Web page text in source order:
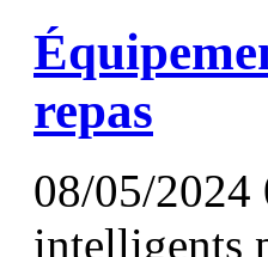
repas
08/05/2024
intelligents